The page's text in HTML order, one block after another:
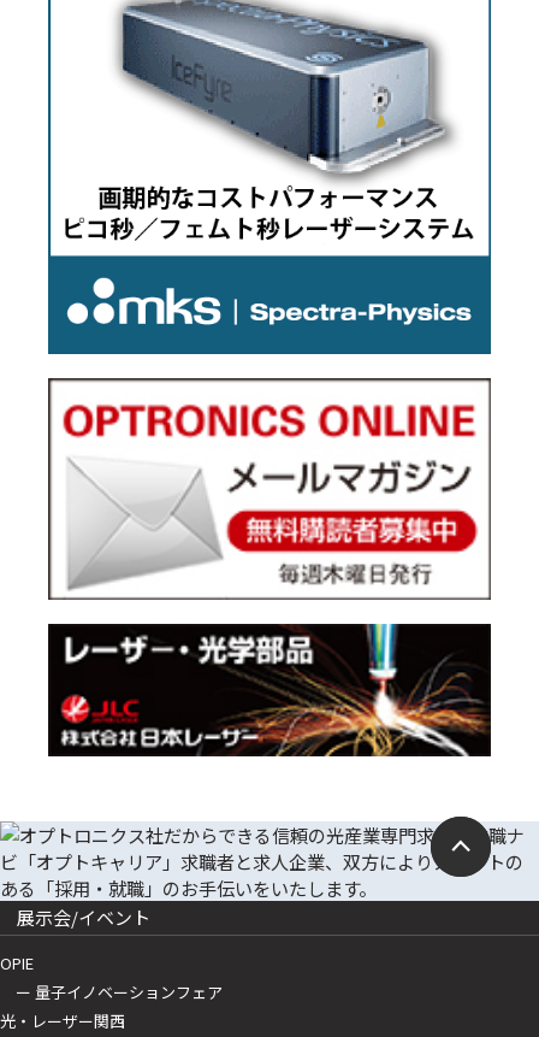
展示会/イベント
OPIE
ー 量子イノベーションフェア
光・レーザー関西